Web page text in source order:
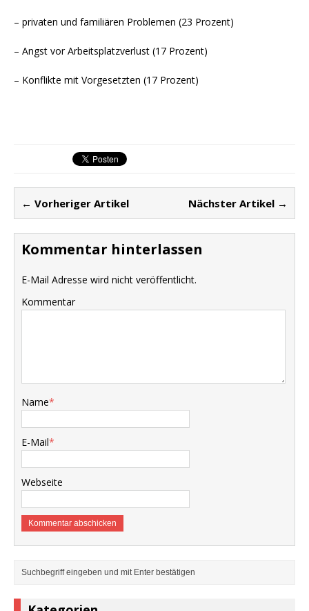
– privaten und familiären Problemen (23 Prozent)
– Angst vor Arbeitsplatzverlust (17 Prozent)
– Konflikte mit Vorgesetzten (17 Prozent)
← Vorheriger Artikel Nächster Artikel →
Kommentar hinterlassen
E-Mail Adresse wird nicht veröffentlicht.
Kommentar
Name*
E-Mail*
Webseite